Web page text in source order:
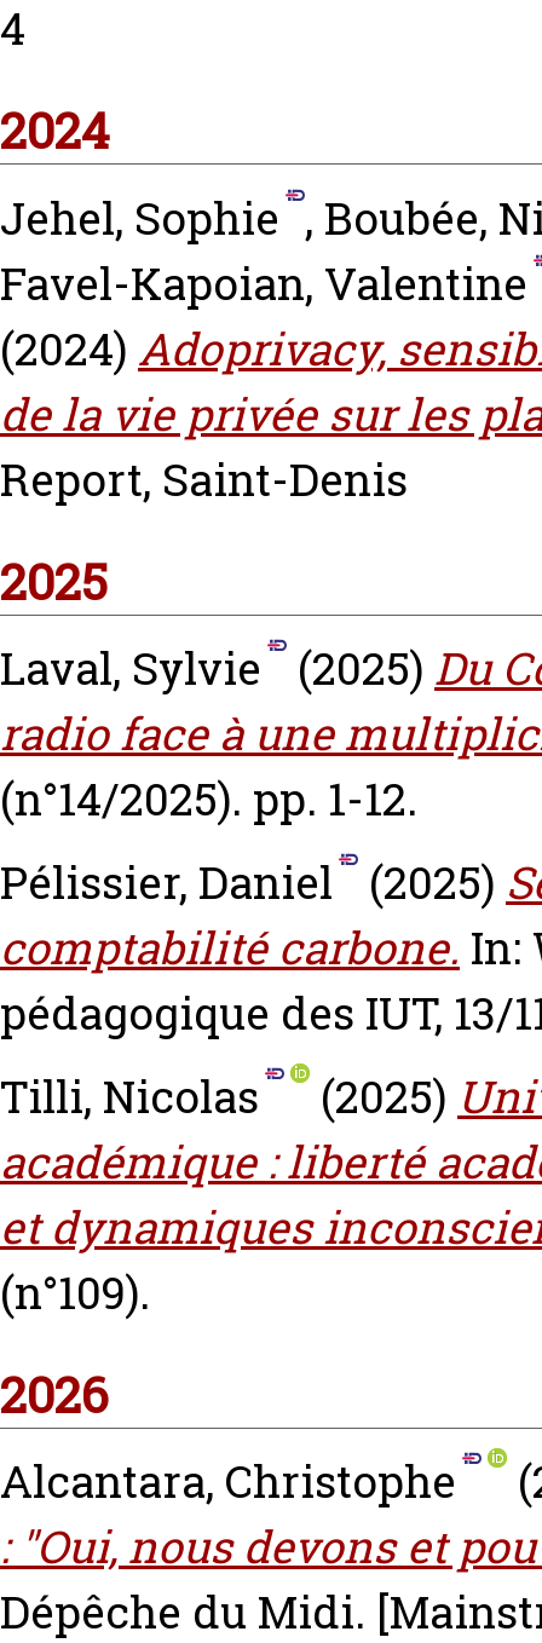
4
2024
Jehel, Sophie , Boubée,
Favel-Kapoian, Valentine
(2024) Adoprivacy,
de la vie privée sur les
Report, Saint-Denis
2025
Laval, Sylvie (2025) Du
radio face à une
(n°14/2025). pp. 1-12.
Pélissier, Daniel
(2025)
comptabilité carbone. In:
pédagogique des IUT, 13/
Tilli, Nicolas
(2025)
académique : liberté
et dynamiques
(n°109).
2026
Alcantara, Christophe
: "Oui, nous devons et
Dépêche du Midi.